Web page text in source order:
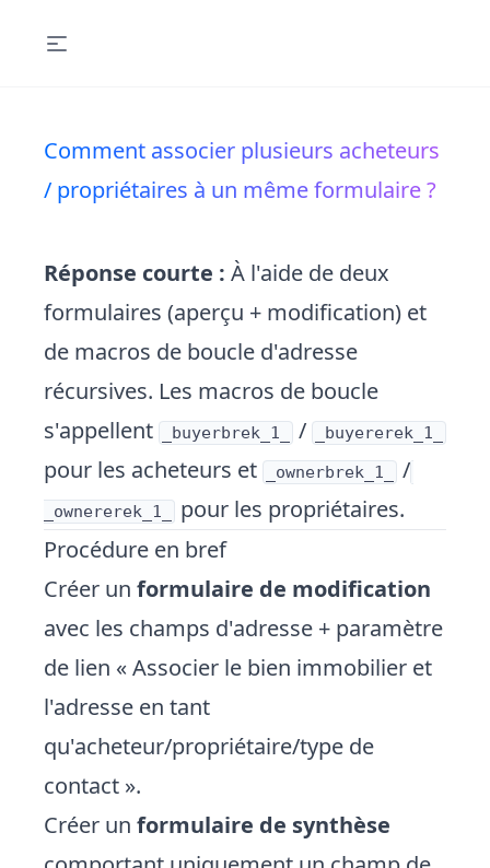
Comment associer plusieurs acheteurs
/ propriétaires à un même formulaire ?
Réponse courte : À l'aide de deux
formulaires (aperçu + modification) et
de macros de boucle d'adresse
récursives. Les macros de boucle
s'appellent
_buyerbrek_1_ / _buyererek_1_
pour les acheteurs et _ownerbrek_1_ /
_ownererek_1_
pour les propriétaires.
Procédure en bref
Créer un formulaire de modification
avec les champs d'adresse + paramètre
de lien « Associer le bien immobilier et
l'adresse en tant
qu'acheteur/propriétaire/type de
contact ».
Créer un formulaire de synthèse